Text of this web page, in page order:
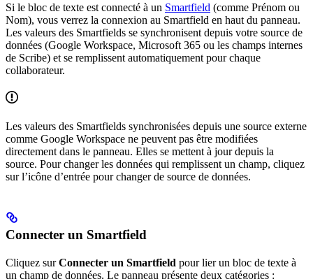
Si le bloc de texte est connecté à un Smartfield (comme Prénom ou
Nom), vous verrez la connexion au Smartfield en haut du panneau.
Les valeurs des Smartfields se synchronisent depuis votre source de
données (Google Workspace, Microsoft 365 ou les champs internes
de Scribe) et se remplissent automatiquement pour chaque
collaborateur.
Les valeurs des Smartfields synchronisées depuis une source externe
comme Google Workspace ne peuvent pas être modifiées
directement dans le panneau. Elles se mettent à jour depuis la
source. Pour changer les données qui remplissent un champ, cliquez
sur l’icône d’entrée pour changer de source de données.
Connecter un Smartfield
Cliquez surConnecter un Smartfield pour lier un bloc de texte à
un champ de données. Le panneau présente deux catégories :